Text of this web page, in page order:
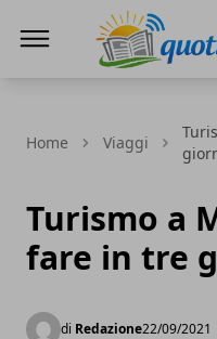
Home Viaggi
Turismo a
fare in tre
di Redazione22/09/2021